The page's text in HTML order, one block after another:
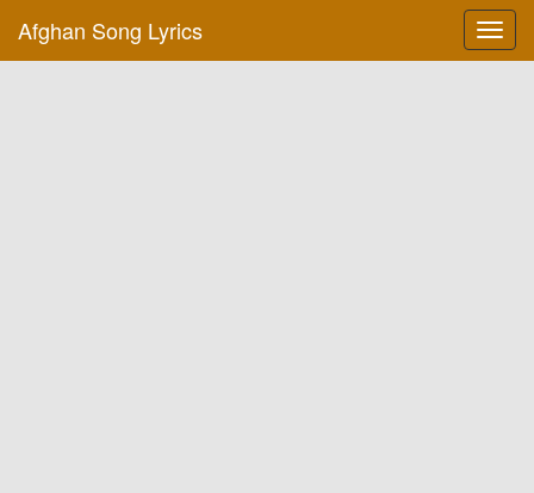
Afghan Song Lyrics